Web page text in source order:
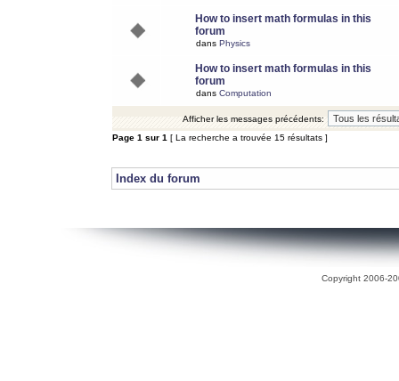
How to insert math formulas in this
forum
dans Physics
How to insert math formulas in this
forum
dans Computation
Afficher les messages précédents:
Page 1 sur 1 [ La recherche a trouvée 15 résultats ]
Index du forum
Copyright 2006-